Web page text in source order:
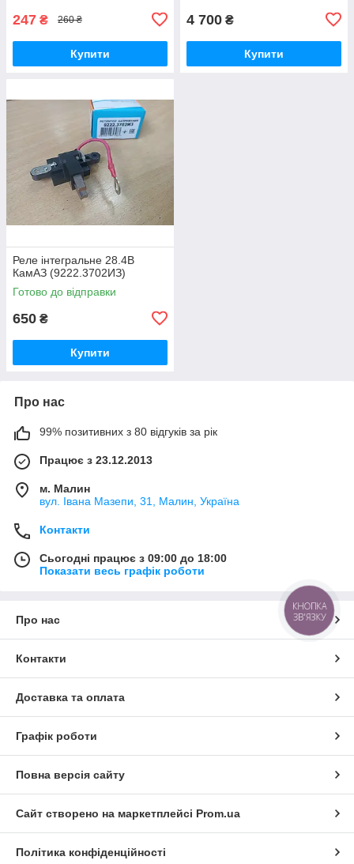
247 ₴ 260 ₴
Купити
4 700 ₴
Купити
Реле інтегральне 28.4В
КамАЗ (9222.3702ИЗ)
Готово до відправки
650 ₴
Купити
Про нас
99% позитивних з 80 відгуків за рік
Працює з 23.12.2013
м. Малин
вул. Івана Мазепи, 31, Малин, Україна
Контакти
Сьогодні працює з 09:00 до 18:00
Показати весь графік роботи
Про нас
Контакти
Доставка та оплата
Графік роботи
Повна версія сайту
Сайт створено на маркетплейсі Prom.ua
Політика конфіденційності
КНОПКА
ЗВ'ЯЗКУ